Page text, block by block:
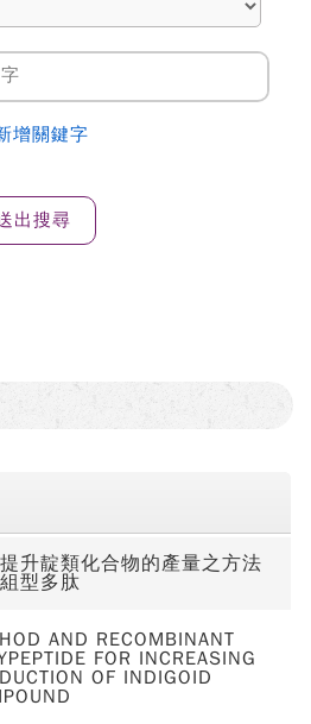
增關鍵字
升靛類化合物的產量之方法
型多肽
AND RECOMBINANT
FOR INCREASING
OF INDIGOID